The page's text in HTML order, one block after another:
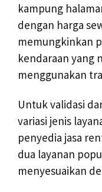
kampung
dengan harga
memungkinkan
kendaraan yang
menggunakan
Untuk validasi
variasi jenis
penyedia jasa
dua layanan
menyesuaikan